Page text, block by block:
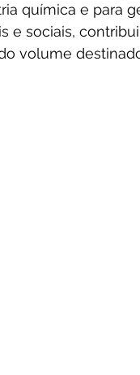
química e para
e sociais,
volume